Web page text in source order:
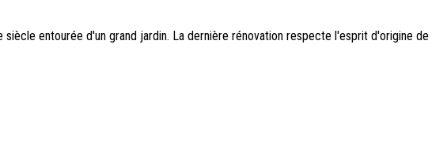
entourée d'un grand jardin. La dernière rénovation respecte l'esprit d'origine de